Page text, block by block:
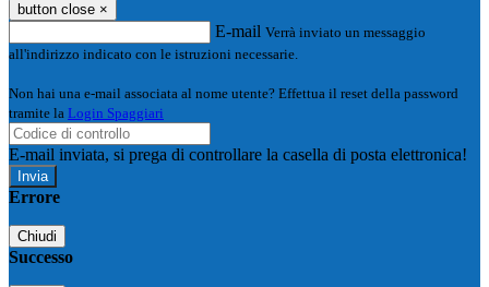
button close ×
E-mail Verrà inviato un messaggio
all'indirizzo indicato con le istruzioni necessarie.
Non hai una e-mail associata al nome utente? Effettua il reset della password
tramite la Login Spaggiari
E-mail inviata, si prega di controllare la casella di posta elettronica!
Errore
Chiudi
Successo